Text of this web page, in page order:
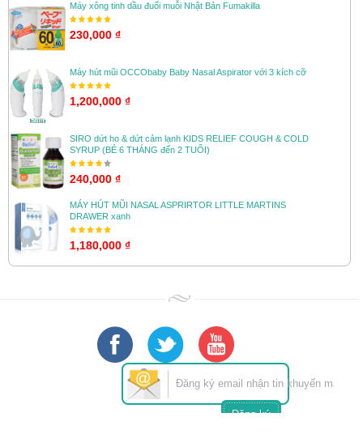
Máy xông tinh dầu đuổi muỗi Nhật Bản Fumakilla
230,000 ₫
Máy hút mũi OCCObaby Baby Nasal Aspirator với 3 kích cỡ
1,200,000 ₫
SIRO dứt ho & dứt cảm lạnh KIDS RELIEF COUGH & COLD
SYRUP (BÉ 6 THÁNG đến 2 TUỔI)
240,000 ₫
MÁY HÚT MŨI NASAL ASPRIRTOR LITTLE MARTINS
DRAWER xanh
1,180,000 ₫